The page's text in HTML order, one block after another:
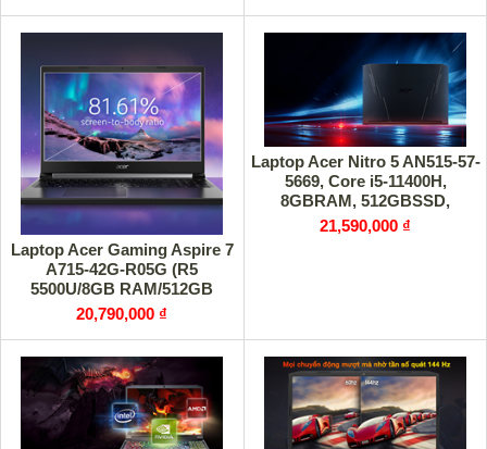
Laptop Acer Gaming Aspire 7
A715-42G-R05G (R5
5500U/8GB RAM/512GB
SSD/15.6 inch FHD
144Hz/GTX1650 4G
20,790,000 ₫
Laptop Acer Nitro 5 AN515-57-
5669, Core i5-11400H,
8GBRAM, 512GBSSD,
GFRTX1650 4GB,
15.6FHDIPS144Hz,
21,590,000 ₫